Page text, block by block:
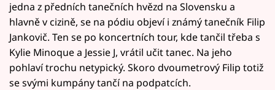
jedna z předních tanečních hvězd na Slovensku a
hlavně v cizině, se na pódiu objeví i známý tanečník Filip
Jankovič. Ten se po koncertních tour, kde tančil třeba s
Kylie Minoque a Jessie J, vrátil učit tanec. Na jeho
pohlaví trochu netypický. Skoro dvoumetrový Filip totiž
se svými kumpány tančí na podpatcích.